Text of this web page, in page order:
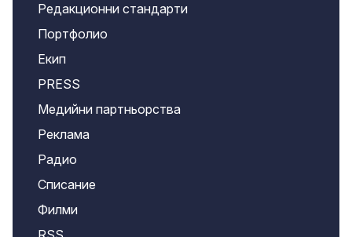
Редакционни стандарти
Портфолио
Екип
PRESS
Медийни партньорства
Реклама
Радио
Списание
Филми